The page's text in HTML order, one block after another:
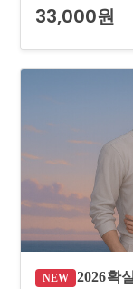
33,000원
NEW 2026 확